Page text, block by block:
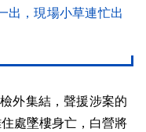
出，現場小草連忙出
外集結，聲援涉案的
處墜樓身亡，白營將